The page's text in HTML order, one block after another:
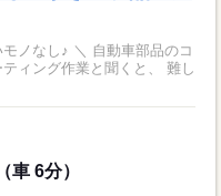
動車部品のコ
車 6分）